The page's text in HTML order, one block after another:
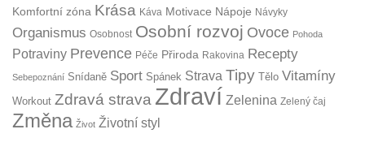
Komfortní zóna Krása Káva Motivace Nápoje Návyky
Organismus Osobnost Osobní rozvoj Ovoce Pohoda
Potraviny Prevence Péče Přiroda Rakovina Recepty
Sebepoznání Snídaně Sport Spánek Strava Tipy Tělo Vitamíny
Workout Zdravá strava Zdraví Zelenina Zelený čaj
Změna Život Životní styl